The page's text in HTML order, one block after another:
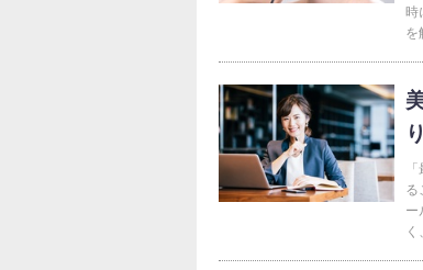
時
を
る
ー